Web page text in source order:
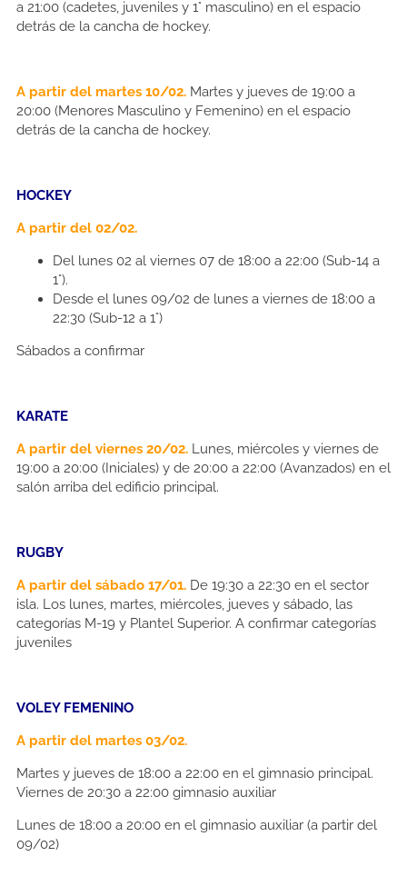
a 21:00 (cadetes, juveniles y 1° masculino) en el espacio
detrás de la cancha de hockey.
A partir del martes 10/02. Martes y jueves de 19:00 a
20:00 (Menores Masculino y Femenino) en el espacio
detrás de la cancha de hockey.
HOCKEY
A partir del 02/02.
Del lunes 02 al viernes 07 de 18:00 a 22:00 (Sub-14 a
1°).
Desde el lunes 09/02 de lunes a viernes de 18:00 a
22:30 (Sub-12 a 1°)
Sábados a confirmar
KARATE
A partir del viernes 20/02. Lunes, miércoles y viernes de
19:00 a 20:00 (Iniciales) y de 20:00 a 22:00 (Avanzados) en el
salón arriba del edificio principal.
RUGBY
A partir del sábado 17/01. De 19:30 a 22:30 en el sector
isla. Los lunes, martes, miércoles, jueves y sábado, las
categorías M-19 y Plantel Superior. A confirmar categorías
juveniles
VOLEY FEMENINO
A partir del martes 03/02.
Martes y jueves de 18:00 a 22:00 en el gimnasio principal.
Viernes de 20:30 a 22:00 gimnasio auxiliar
Lunes de 18:00 a 20:00 en el gimnasio auxiliar (a partir del
09/02)